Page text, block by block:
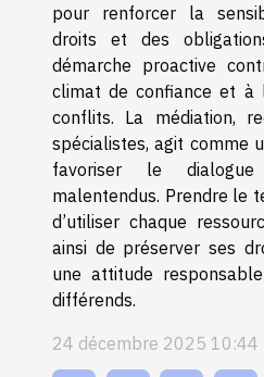
pour renforcer la
droits et des
démarche proactive
climat de confiance et à
conflits. La médiation,
spécialistes, agit comme
favoriser le
malentendus. Prendre le
d’utiliser chaque
ainsi de préserver ses
une attitude
différends.
24 décembre 2025 10:44